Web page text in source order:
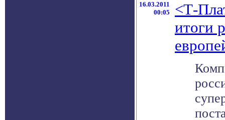
16.03.2011
00:05
<Т-
итоги